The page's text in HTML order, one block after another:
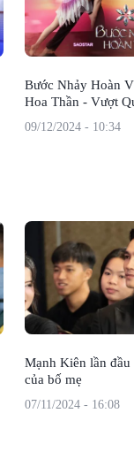
Bước Nhảy Hoàn
Hoa Thần - Vượt
09/12/2024 - 10:34
Mạnh Kiên lần đầu
của bố mẹ
07/11/2024 - 16:08